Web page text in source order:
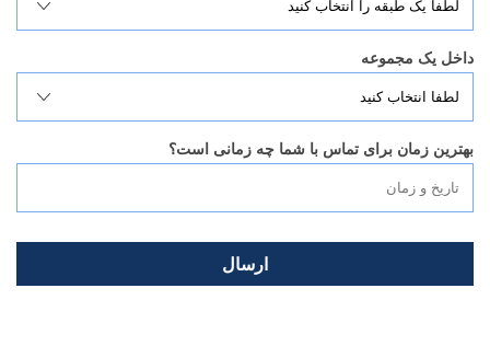
داخل یک مجموعه
بهترین زمان برای تماس با شما چه زمانی است؟
ارسال